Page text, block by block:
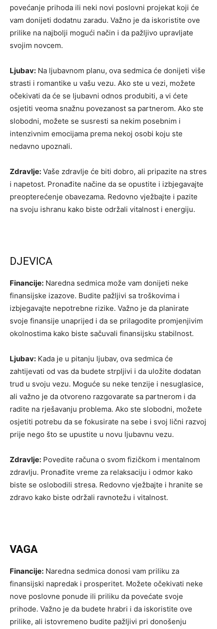
povećanje prihoda ili neki novi poslovni projekat koji će
vam donijeti dodatnu zaradu. Važno je da iskoristite ove
prilike na najbolji mogući način i da pažljivo upravljate
svojim novcem.
Ljubav: Na ljubavnom planu, ova sedmica će donijeti više
strasti i romantike u vašu vezu. Ako ste u vezi, možete
očekivati da će se ljubavni odnos produbiti, a vi ćete
osjetiti veoma snažnu povezanost sa partnerom. Ako ste
slobodni, možete se susresti sa nekim posebnim i
intenzivnim emocijama prema nekoj osobi koju ste
nedavno upoznali.
Zdravlje: Vaše zdravlje će biti dobro, ali pripazite na stres
i napetost. Pronađite načine da se opustite i izbjegavajte
preopterećenje obavezama. Redovno vježbajte i pazite
na svoju ishranu kako biste održali vitalnost i energiju.
DJEVICA
Financije: Naredna sedmica može vam donijeti neke
finansijske izazove. Budite pažljivi sa troškovima i
izbjegavajte nepotrebne rizike. Važno je da planirate
svoje finansije unaprijed i da se prilagodite promjenjivim
okolnostima kako biste sačuvali finansijsku stabilnost.
Ljubav: Kada je u pitanju ljubav, ova sedmica će
zahtijevati od vas da budete strpljivi i da uložite dodatan
trud u svoju vezu. Moguće su neke tenzije i nesuglasice,
ali važno je da otvoreno razgovarate sa partnerom i da
radite na rješavanju problema. Ako ste slobodni, možete
osjetiti potrebu da se fokusirate na sebe i svoj lični razvoj
prije nego što se upustite u novu ljubavnu vezu.
Zdravlje: Povedite računa o svom fizičkom i mentalnom
zdravlju. Pronađite vreme za relaksaciju i odmor kako
biste se oslobodili stresa. Redovno vježbajte i hranite se
zdravo kako biste održali ravnotežu i vitalnost.
VAGA
Financije: Naredna sedmica donosi vam priliku za
finansijski napredak i prosperitet. Možete očekivati neke
nove poslovne ponude ili priliku da povećate svoje
prihode. Važno je da budete hrabri i da iskoristite ove
prilike, ali istovremeno budite pažljivi pri donošenju